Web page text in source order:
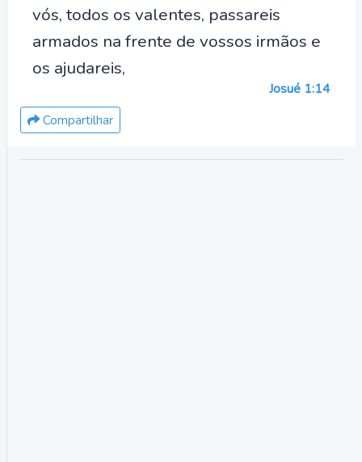
vós, todos os valentes, passareis
armados na frente de vossos irmãos e
os ajudareis,
Josué 1:14
Compartilhar